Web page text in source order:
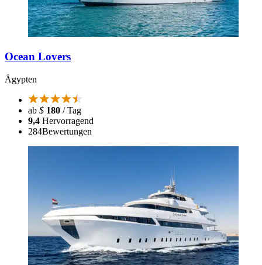
Ocean Lovers
Ägypten
ab $ 180 / Tag
9,4 Hervorragend
284Bewertungen